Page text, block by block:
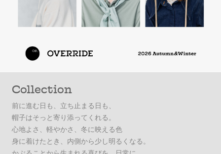
Collection
前に進む日も、立ち止まる日も、
帽子はそっと寄り添ってくれる。
心地よさ、軽やかさ、冬に映える色
身に着けたとき、内側から少し明るくなる。